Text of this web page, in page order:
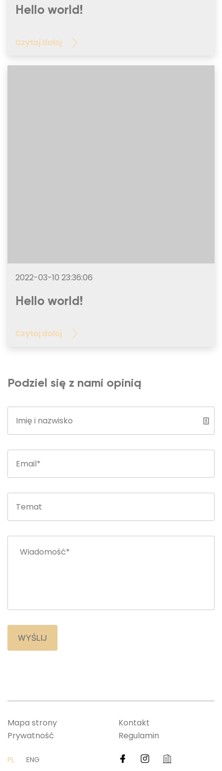
Hello world!
Czytaj dalej
2022-03-10 23:36:06
Hello world!
Czytaj dalej
Podziel się z nami opinią
WYŚLIJ
Mapa strony
Prywatność
Kontakt
Regulamin
PL ENG facebooktwitterlinkedin-